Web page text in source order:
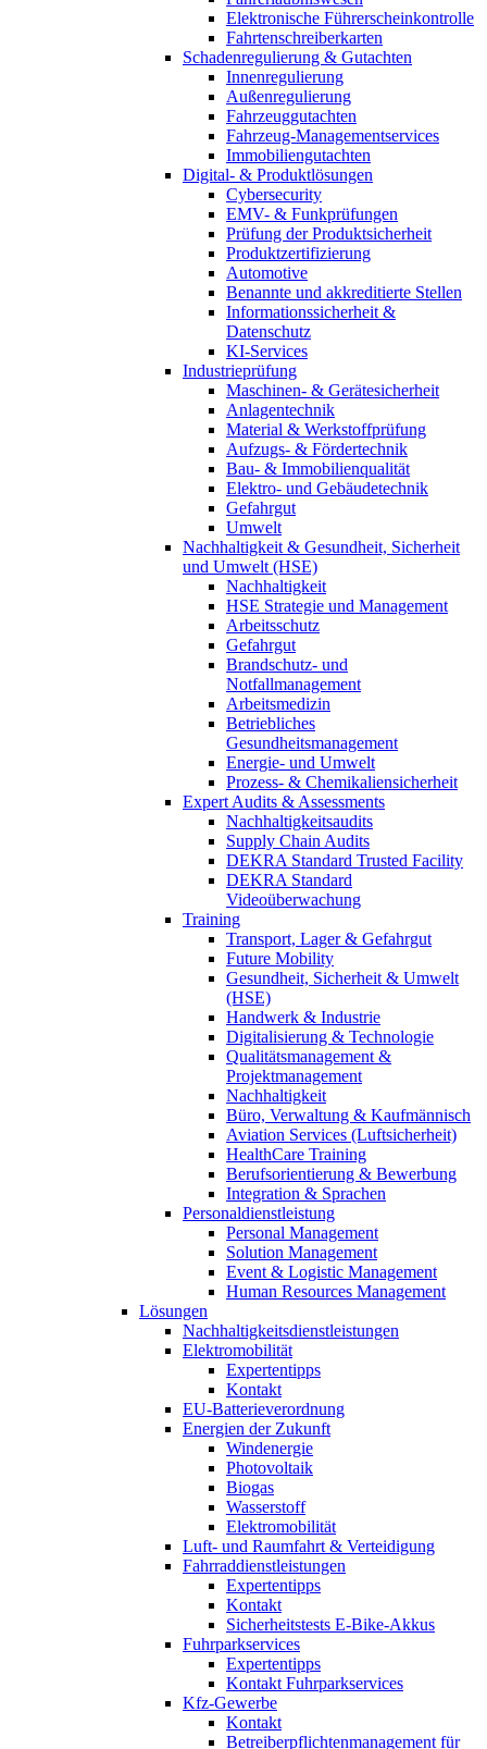
Elektronische Führerscheinkontrolle
Fahrtenschreiberkarten
Schadenregulierung & Gutachten
Innenregulierung
Außenregulierung
Fahrzeuggutachten
Fahrzeug-Managementservices
Immobiliengutachten
Digital- & Produktlösungen
Cybersecurity
EMV- & Funkprüfungen
Prüfung der Produktsicherheit
Produktzertifizierung
Automotive
Benannte und akkreditierte Stellen
Informationssicherheit &
Datenschutz
KI-Services
Industrieprüfung
Maschinen- & Gerätesicherheit
Anlagentechnik
Material & Werkstoffprüfung
Aufzugs- & Fördertechnik
Bau- & Immobilienqualität
Elektro- und Gebäudetechnik
Gefahrgut
Umwelt
Nachhaltigkeit & Gesundheit, Sicherheit
und Umwelt (HSE)
Nachhaltigkeit
HSE Strategie und Management
Arbeitsschutz
Gefahrgut
Brandschutz- und
Notfallmanagement
Arbeitsmedizin
Betriebliches
Gesundheitsmanagement
Energie- und Umwelt
Prozess- & Chemikaliensicherheit
Expert Audits & Assessments
Nachhaltigkeitsaudits
Supply Chain Audits
DEKRA Standard Trusted Facility
DEKRA Standard
Videoüberwachung
Training
Transport, Lager & Gefahrgut
Future Mobility
Gesundheit, Sicherheit & Umwelt
(HSE)
Handwerk & Industrie
Digitalisierung & Technologie
Qualitätsmanagement &
Projektmanagement
Nachhaltigkeit
Büro, Verwaltung & Kaufmännisch
Aviation Services (Luftsicherheit)
HealthCare Training
Berufsorientierung & Bewerbung
Integration & Sprachen
Personaldienstleistung
Personal Management
Solution Management
Event & Logistic Management
Human Resources Management
Lösungen
Nachhaltigkeitsdienstleistungen
Elektromobilität
Expertentipps
Kontakt
EU-Batterieverordnung
Energien der Zukunft
Windenergie
Photovoltaik
Biogas
Wasserstoff
Elektromobilität
Luft- und Raumfahrt & Verteidigung
Fahrraddienstleistungen
Expertentipps
Kontakt
Sicherheitstests E-Bike-Akkus
Fuhrparkservices
Expertentipps
Kontakt Fuhrparkservices
Kfz-Gewerbe
Kontakt
Betreiberpflichtenmanagement für